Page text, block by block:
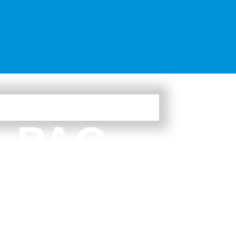
PAC